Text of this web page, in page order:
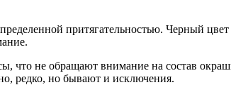
притягательностью. Черный
что не обращают внимание на состав
редко, но бывают и исключения.